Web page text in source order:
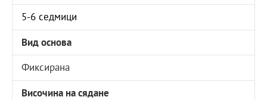
5-6 седмици
Вид основа
Фиксирана
Височина на сядане